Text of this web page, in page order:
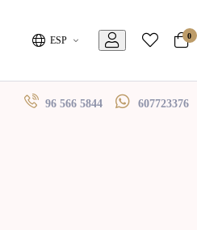
ESP 0
96 566 5844 607723376